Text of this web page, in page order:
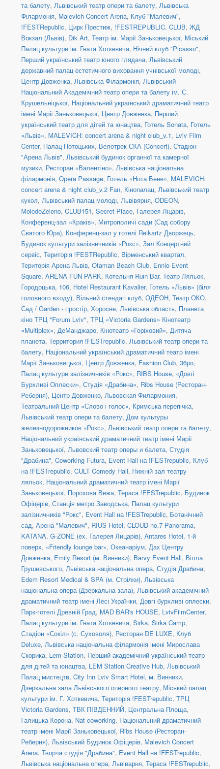
та балету, Львівський театр опери та балету, Львівська
Філармонія, Malevich Concert Arena, Клуб "Малевич",
!FESTRepublic, Цирк Престиж, !FESTREPUBLIC. CLUB, ЖД
Вокзал (Львів), Dik Art, Театр ім. Марії Заньковецької, Міський
Палац культури ім. Гната Хоткевича, Нічний клуб "Picasso",
Перший український театр юного глядача, Львівський
державний палац естетичного виховання учнівської молоді,
Центр Довженка, Львівська Філармонія, Львівський
Національний Академічний театр опери та балету ім. С.
Крушельніцької, Національний український драматичний театр
імені Марії Заньковецької, Центр Довженка, Перший
український театр для дітей та юнацтва, Готель Sonata, Готель
«Львів», MALEVICH: concert arena & night club_v.1, Lviv Film
Center, Палац Потоцьких, Велотрек СКА (Concert), Стадіон
"Арена Львів", Львівський будинок органної та камерної
музики, Ресторан «Валентіно», Львівська національна
філармонія, Opera Passage, Готель «Нота Бене», MALEVICH:
concert arena & night club_v.2 Fan, Кінопалац, Львівський театр
кукол, Львівський палац молоді, Львівярня, ODEON,
MolodoZeleno, CLUB151, Secret Place, Галерея Ліцарів,
Конференц-зал «Краків», Митрополичі сади (Сад собору
Святого Юра), Конференц-зал у готелі Reikartz Дворжець,
Будинок культури залізничників «Рокс», Зал Концертний
сервіс, Територія !FESTRepublic, Вірменський квартал,
Територія Арена Львів, Otaman Beach Club, Ennio Event
Square, ARENA FUN PARK, Котельня Ruіn Bar, Театр Ляльок,
Городоцька, 106, Hotel Restaurant Kavalier, Готель «Львів» (біля
головного входу), Вільний стендап клуб, ОДЕОН, Театр ОКО,
Сад / Garden - простір, Хоросне, Львівська область, Планета
кіно ТРЦ "Forum Lviv", ТРЦ «Victoria Gardens» Кінотеатр
«Multiplex», ДеМанджаро, Кінотеатр «Горіховий», Дитяча
планета, Территория !FESTrepublic, Львівський театр опери та
балету, Національний український драматичний театр імені
Марії Заньковецької, Центр Довженка, Fashion Club, 36po,
Палац культури залізничників «Рокс», RIBS House, «Довгі
Бурхливі Оплески», Студія «Драбина», Ribs House (Ресторан-
Реберня), Центр Довженко, Львовская Филармония,
Театральний Центр «Слово і голос», Кримська перепічка,
Львівський театр опери та балету, Дом культуры
железнодорожников «Рокс», Львівський театр опери та балету,
Національний український драматичний театр імені Марії
Заньковецької, Львовский театр оперы и балета, Студія
"Драбина", Coworking Futura, Event Hall на !FESTrepublic, Клуб
на !FESTrepublic, CULT Comedy Hall, Нижній зал театру
ляльок, Національний драматичний театр імені Марії
Заньковецької, Порохова Вежа, Тераса !FESTrepublic, Будинок
Офіцерів, Станція метро Заводська, Палац культури
залізничників "Рокс", Event Hall на !FESTrepublic, Ботанічний
сад, Арена "Малевич", RIUS Hotel, CLOUD no.7 Panorama,
KATANA, G-ZONE (ex. Галерея Лицарів), Antares Hotel, 1-й
поверх, «Friendly lounge bar», Океанаріум, Дах Центру
Довженка, Emily Resort (м. Винники), Barvy Event Hall, Вілла
Грушевського, Львівська національна опера, Студія Драбина,
Edem Resort Medical & SPA (м. Стрілки), Львівська
національна опера (Дзеркальна зала), Львівський академічний
драматичний театр імені Лесі Українки, Довгі бурхливі оплески,
Парк-готелі Древній Град, MAD BAR's HOUSE, LvivFilmCenter,
Палац культури ім. Гната Хоткевича, Sirka, Sirka Camp,
Стадіон «Сокіл» (с. Суховоля), Ресторан DE LUXE, Клуб
Deluxe, Львівська національна філармонія імені Мирослава
Скорика, Lem Station, Перший академічний український театр
для дітей та юнацтва, LEM Station Creative Hub, Львівський
Палац мистецтв, City Inn Lviv Smart Hotel, м. Винники,
Дзеркальна зала Львівського оперного театру, Міський палац
культури ім. Г. Хоткевича, Територія !FESTrepublic, ТРЦ
Victoria Gardens, ТВК ПІВДЕННИЙ, Центральна Площа,
Галицька Корона, Nat coworking, Національний драматичний
театр імені Марії Заньковецької, Ribs House (Ресторан-
Реберня), Львівський Будинок Офіцерів, Malevich Concert
Arena, Творча студія "Драбина", Event Hall на !FESTrepublic,
Львівська національна опера, Львіварня, Тераса !FESTrepublic,